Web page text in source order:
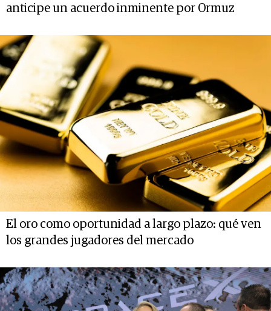
anticipe un acuerdo inminente por Ormuz
El oro como oportunidad a largo plazo: qué ven
los grandes jugadores del mercado